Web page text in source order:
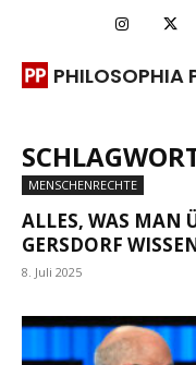
PHILOSOPHIA
MENSCHENRECHTE
ALLES, WAS MAN
GERSDORF
8. Juli 2025